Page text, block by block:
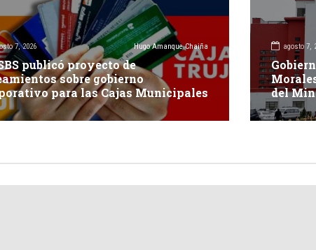
7, 2026 Hugo Amanque Chaiña
publicó proyecto de
sobre gobierno
para las Cajas Municipales
agosto 7,
del